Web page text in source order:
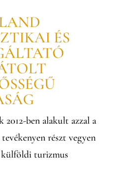
ÉS
2012-ben alakult azzal a
részt vegyen
külföldi turizmus